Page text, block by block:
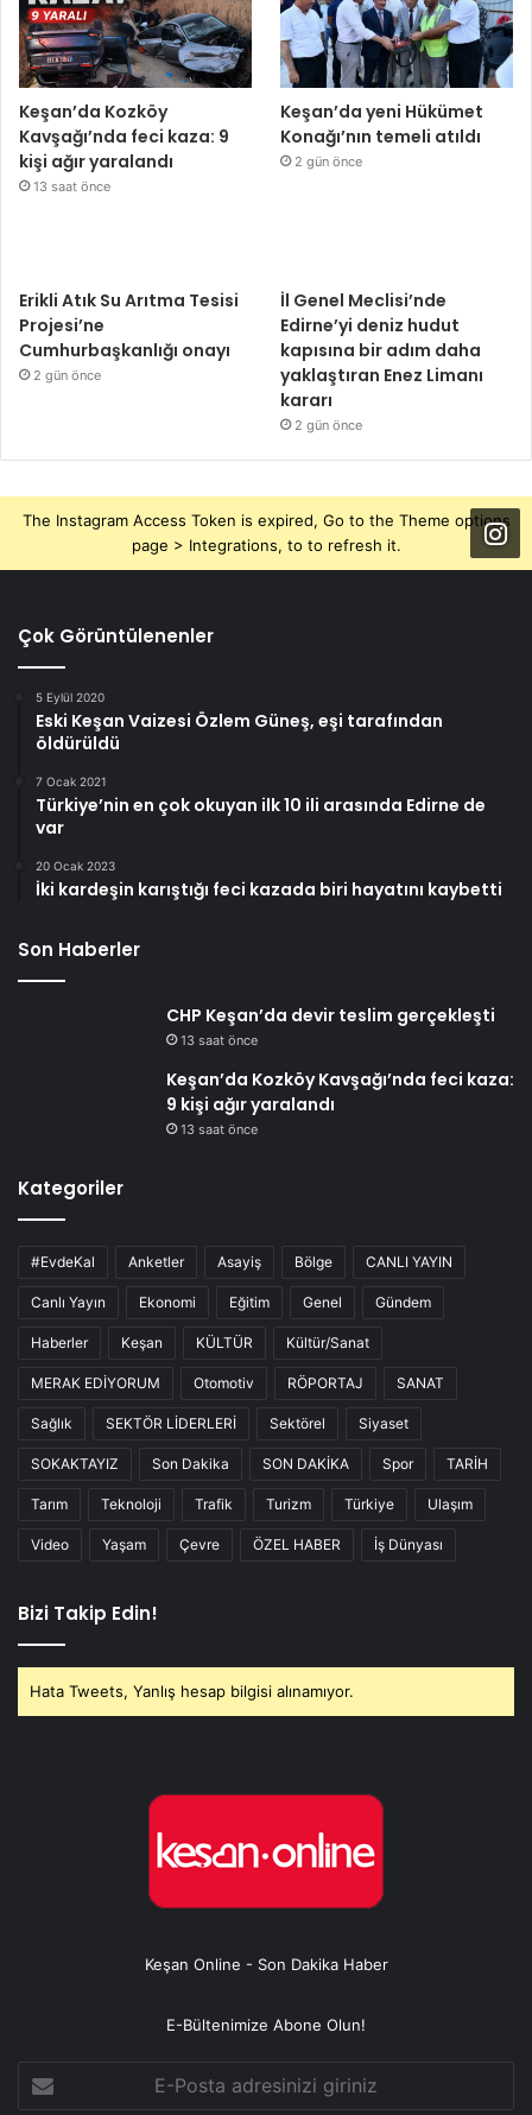
Keşan’da Kozköy
Kavşağı’nda feci kaza: 9
kişi ağır yaralandı
13 saat önce
Keşan’da yeni Hükümet
Konağı’nın temeli atıldı
2 gün önce
Erikli Atık Su Arıtma Tesisi
Projesi’ne
Cumhurbaşkanlığı onayı
2 gün önce
İl Genel Meclisi’nde
Edirne’yi deniz hudut
kapısına bir adım daha
yaklaştıran Enez Limanı
kararı
2 gün önce
The Instagram Access Token is expired, Go to the Theme options
page > Integrations, to to refresh it.
Çok Görüntülenenler
5 Eylül 2020
Eski Keşan Vaizesi Özlem Güneş, eşi tarafından
öldürüldü
7 Ocak 2021
Türkiye’nin en çok okuyan ilk 10 ili arasında Edirne de
var
20 Ocak 2023
İki kardeşin karıştığı feci kazada biri hayatını kaybetti
Son Haberler
CHP Keşan’da devir teslim gerçekleşti
13 saat önce
Keşan’da Kozköy Kavşağı’nda feci kaza:
9 kişi ağır yaralandı
13 saat önce
Kategoriler
#EvdeKal Anketler Asayiş Bölge CANLI YAYIN
Canlı Yayın Ekonomi Eğitim Genel Gündem
Haberler Keşan KÜLTÜR Kültür/Sanat
MERAK EDİYORUM Otomotiv RÖPORTAJ SANAT
Sağlık SEKTÖR LİDERLERİ Sektörel Siyaset
SOKAKTAYIZ Son Dakika SON DAKİKA Spor TARİH
Tarım Teknoloji Trafik Turizm Türkiye Ulaşım
Video Yaşam Çevre ÖZEL HABER İş Dünyası
Bizi Takip Edin!
Hata Tweets, Yanlış hesap bilgisi alınamıyor.
Keşan Online - Son Dakika Haber
E-Bültenimize Abone Olun!
Posta